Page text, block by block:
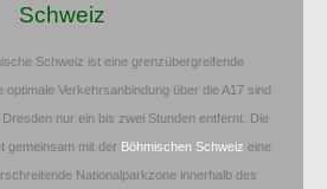
Schweiz
Schweiz ist eine grenzübergreifende
optimale Verkehrsanbindung über die A17 sind
nur ein bis zwei Stunden entfernt. Die
gemeinsam mit der Böhmischen Schweiz eine
Nationalparkzone innerhalb des